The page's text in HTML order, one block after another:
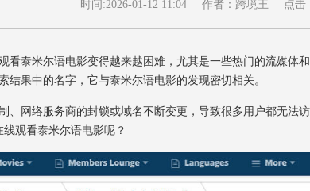
时间:2026-01-12 11:04 作者：跨境王 点击
泰米尔语电影变得越来越困难，尤其是一些热门的流媒体
结果中的名字，它与泰米尔语电影的发现密切相关。
网络服务商的封锁或域名不断变更，导致很多用户都无法访
观看泰米尔语电影呢？